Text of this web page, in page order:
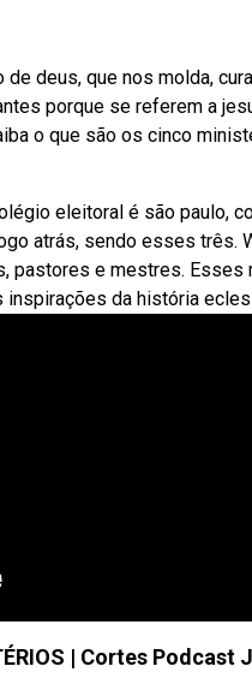
deus, que nos molda,
porque se referem a
o que são os cinco
eleitoral é são paulo,
atrás, sendo esses três.
pastores e mestres.
da história
| Cortes Podcast